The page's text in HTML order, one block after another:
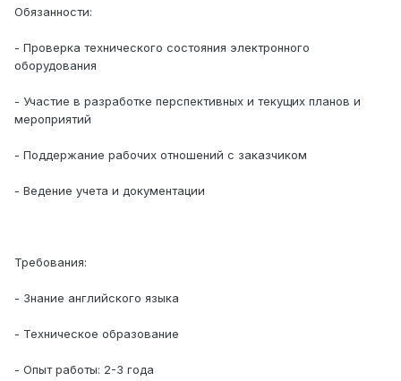
Обязанности:
- Проверка технического состояния электронного
оборудования
- Участие в разработке перспективных и текущих планов и
мероприятий
- Поддержание рабочих отношений с заказчиком
- Ведение учета и документации
Требования:
- Знание английского языка
- Техническое образование
- Опыт работы: 2-3 года